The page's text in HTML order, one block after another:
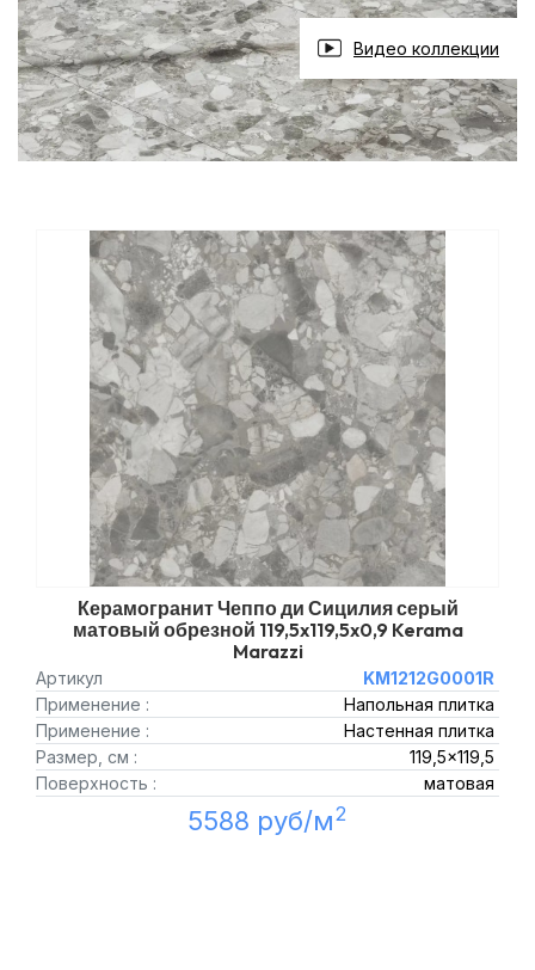
Видео коллекции
Керамогранит Чеппо ди Сицилия серый
матовый обрезной 119,5x119,5x0,9 Kerama
Marazzi
Артикул
KM1212G0001R
Применение :
Напольная плитка
Применение :
Настенная плитка
Размер, см :
119,5x119,5
Поверхность :
матовая
5588 руб/м2